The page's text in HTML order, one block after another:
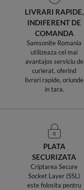
LIVRARI RAPIDE,
INDIFERENT DE
COMANDA
Samsonite Romania
utilizeaza cel mai
avantajos serviciu de
curierat, oferind
livrari rapide, oriunde
in tara.
PLATA
SECURIZATA
Criptarea Secure
Socket Layer (SSL)
este folosita pentru